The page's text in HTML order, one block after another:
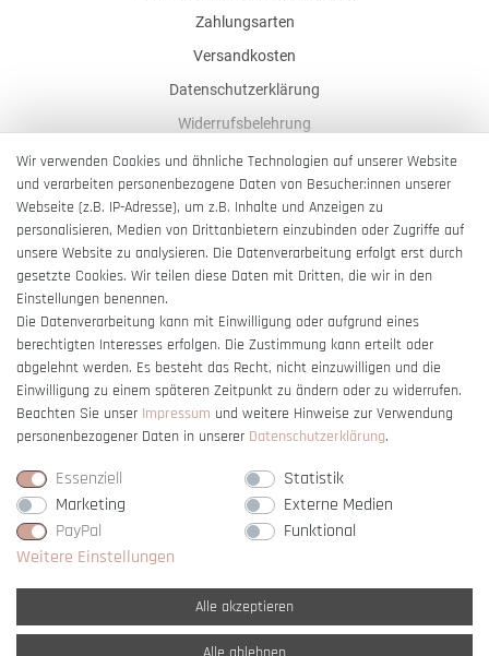
Zahlungsarten
Versandkosten
Datenschutzerklärung
Widerrufsbelehrung
AGB
Impressum
Barrierefreiheitserklärung
Vertrag widerrufen
Wir verwenden Cookies und ähnliche Technologien auf unserer Website
und verarbeiten personenbezogene Daten von Besucher:innen unserer
Webseite (z.B. IP-Adresse), um z.B. Inhalte und Anzeigen zu
personalisieren, Medien von Drittanbietern einzubinden oder Zugriffe auf
unsere Website zu analysieren. Die Datenverarbeitung erfolgt erst durch
gesetzte Cookies. Wir teilen diese Daten mit Dritten, die wir in den
Einstellungen benennen.
Die Datenverarbeitung kann mit Einwilligung oder aufgrund eines
berechtigten Interesses erfolgen. Die Zustimmung kann erteilt oder
abgelehnt werden. Es besteht das Recht, nicht einzuwilligen und die
Einwilligung zu einem späteren Zeitpunkt zu ändern oder zu widerrufen.
Beachten Sie unser Impressum und weitere Hinweise zur Verwendung
personenbezogener Daten in unserer Daten­schutz­erklärung.
Essenziell
Statistik
Marketing
Externe Medien
PayPal
Funktional
Weitere Einstellungen
Alle akzeptieren